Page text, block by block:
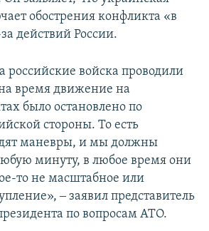
обострения конфликта «в
действий России.
российские войска проводили
время движение на
было остановлено по
стороны. То есть
маневры, и мы должны
минуту, в любое время они
то не масштабное или
‒ заявил представитель
по вопросам АТО.